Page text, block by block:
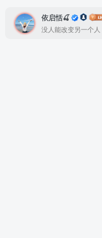
依启恬🍒
没人能改变另一个